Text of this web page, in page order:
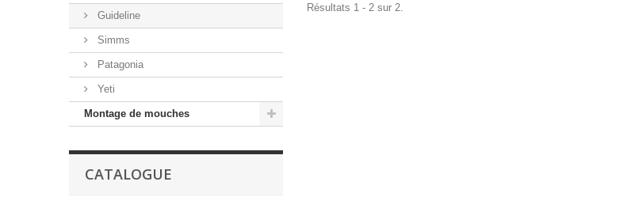
Guideline
Simms
Patagonia
Yeti
Montage de mouches
CATALOGUE
Résultats 1 - 2 sur 2.